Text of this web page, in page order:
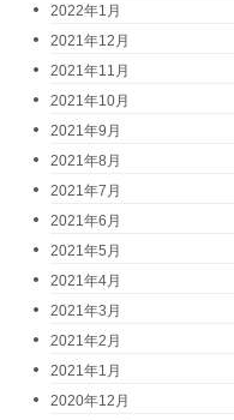
2022年1月
2021年12月
2021年11月
2021年10月
2021年9月
2021年8月
2021年7月
2021年6月
2021年5月
2021年4月
2021年3月
2021年2月
2021年1月
2020年12月